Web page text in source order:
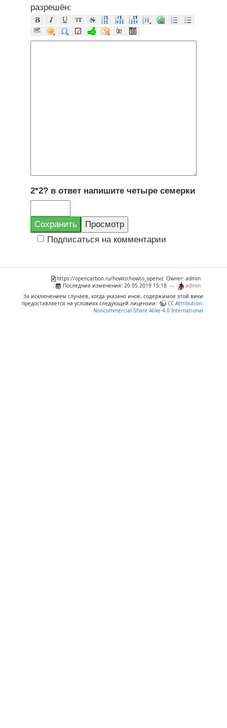
разрешён:
2*2? в ответ напишите четыре семерки
Подписаться на комментарии
https://opencarbon.ru/howto:howto_openvz Owner: admin
Последние изменения: 20.05.2019 15:18 —
admin
За исключением случаев, когда указано иное, содержимое этой вики
предоставляется на условиях следующей лицензии:
CC Attribution-
Noncommercial-Share Alike 4.0 International